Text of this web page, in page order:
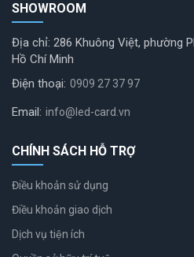
SHOWROOM
Địa chỉ: 286 Khuông Việt, phường
Hồ Chí Minh
Điện thoại: 0909 27 37 97
Email: info@led-card.vn
CHÍNH SÁCH HỖ TRỢ
Điều khoản sử dụng
Điều khoản giao dịch
Dịch vụ tiện ích